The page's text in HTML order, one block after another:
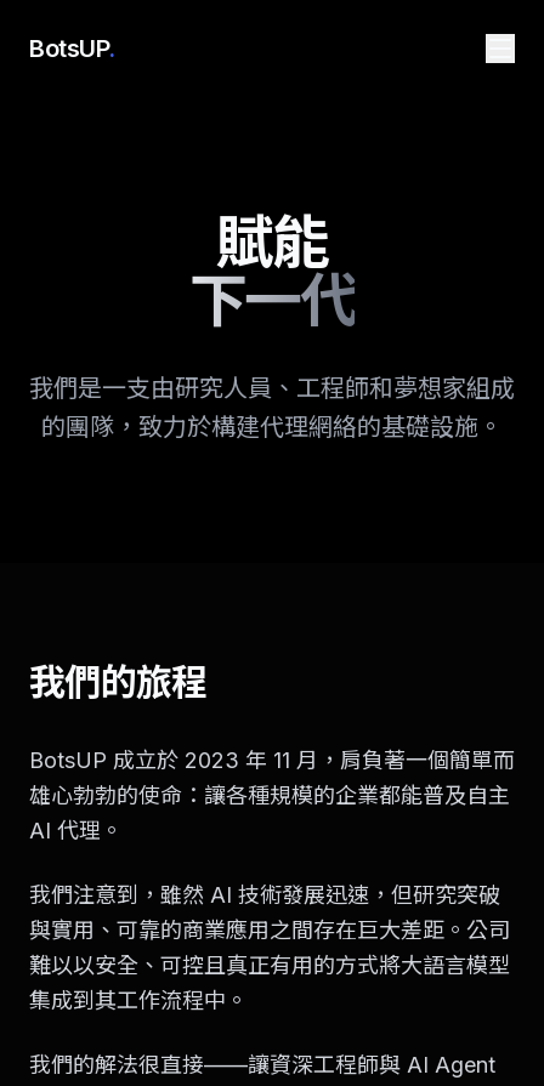
BotsUP.
賦能
下一代
我們是一支由研究人員、工程師和夢想家組成
的團隊，致力於構建代理網絡的基礎設施。
我們的旅程
BotsUP 成立於 2023 年 11 月，肩負著一個簡單而
雄心勃勃的使命：讓各種規模的企業都能普及自主
AI 代理。
我們注意到，雖然 AI 技術發展迅速，但研究突破
與實用、可靠的商業應用之間存在巨大差距。公司
難以以安全、可控且真正有用的方式將大語言模型
集成到其工作流程中。
我們的解法很直接——讓資深工程師與 AI Agent